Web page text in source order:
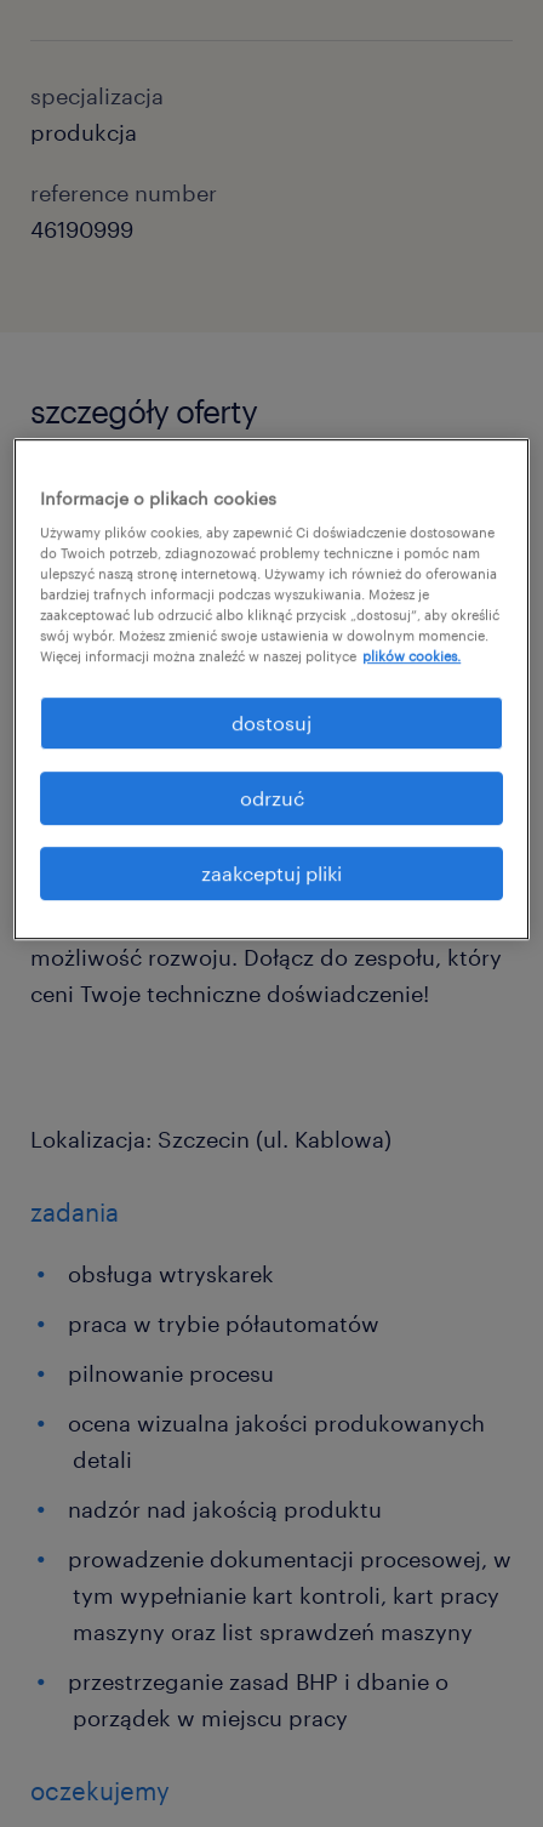
specjalizacja
produkcja
reference number
46190999
szczegóły oferty
Pracowałeś/aś przy obsłudze maszyn?
Wykorzystaj to doświadczenie w nowej roli!
Szukamy osób takich jak Ty – z praktyką w
obsłudze maszyn i urządzeń, gotowych na
nowe wyzwania jako Operator / Operatorka
Wtryskarek. Nie musisz mieć doświadczenia
w tej konkretnej branży – wszystkiego Cię
nauczymy, bazując na Twoich
dotychczasowych umiejętnościach.
Oferujemy umowę bezpośrednio z
możliwość rozwoju. Dołącz do zespołu, który
ceni Twoje techniczne doświadczenie!
Lokalizacja: Szczecin (ul. Kablowa)
zadania
obsługa wtryskarek
praca w trybie półautomatów
pilnowanie procesu
ocena wizualna jakości produkowanych
detali
nadzór nad jakością produktu
prowadzenie dokumentacji procesowej, w
tym wypełnianie kart kontroli, kart pracy
maszyny oraz list sprawdzeń maszyny
przestrzeganie zasad BHP i dbanie o
porządek w miejscu pracy
oczekujemy
Informacje o plikach cookies
Używamy plików cookies, aby zapewnić Ci doświadczenie dostosowane
do Twoich potrzeb, zdiagnozować problemy techniczne i pomóc nam
ulepszyć naszą stronę internetową. Używamy ich również do oferowania
bardziej trafnych informacji podczas wyszukiwania. Możesz je
zaakceptować lub odrzucić albo kliknąć przycisk „dostosuj”, aby określić
swój wybór. Możesz zmienić swoje ustawienia w dowolnym momencie.
Więcej informacji można znaleźć w naszej polityce plików cookies.
zaakceptuj pliki
odrzuć
dostosuj